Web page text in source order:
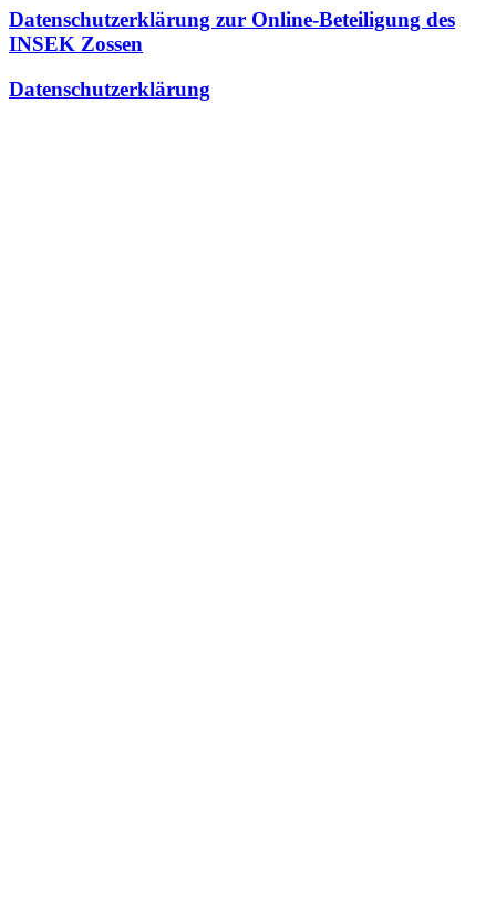
Datenschutzerklärung zur Online-Beteiligung des
INSEK Zossen
Datenschutzerklärung